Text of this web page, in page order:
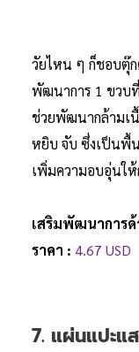
วัยไหน ๆ ก็ชอบตุ๊ก
พัฒนาการ 1 ขวบ
ช่วยพัฒนากล้ามเ
หยิบ จับ ซึ่งเป็นพื้
เพิ่มความอบอุ่นให้
เสริมพัฒนาการด้
ราคา : 4.67 USD
7. แผ่นแปะแ